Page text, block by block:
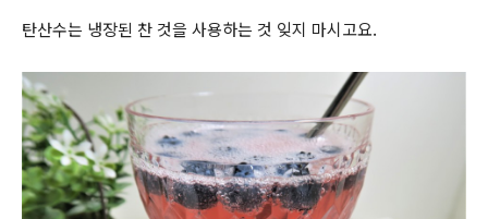
탄산수는 냉장된 찬 것을 사용하는 것 잊지 마시고요.